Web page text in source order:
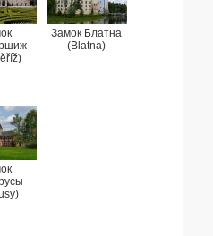
Замок Блатна
(Blatna)